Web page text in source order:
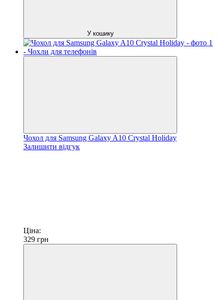
У кошику
Чохол для Samsung Galaxy A10 Crystal Holiday
Залишити відгук
Ціна:
329 грн